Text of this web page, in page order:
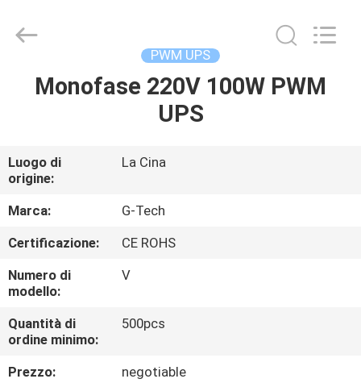
CASA.
SU
DI
NOI
VISITA
ALLA
FABBRICA
TECH
POWER
PWM UPS
Monofase 220V 100W PWM
UPS
Luogo di
origine:
La Cina
Marca:
G-Tech
Certificazione:
CE ROHS
Numero di
modello:
V
Quantità di
ordine minimo:
500pcs
Prezzo:
negotiable